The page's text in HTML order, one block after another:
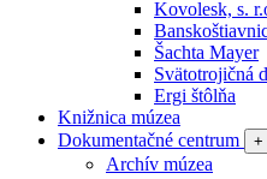
Kovolesk, s.
Šachta Mayer
Svätotrojičná
Ergi štôlňa
Knižnica múzea
Dokumentačné centrum
+
Archív múzea